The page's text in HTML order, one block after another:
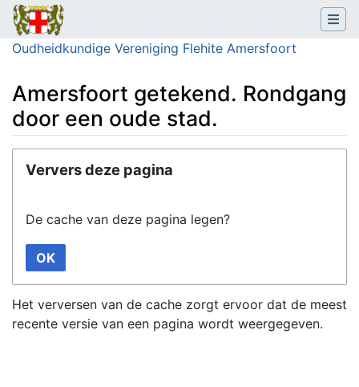
Oudheidkundige Vereniging Flehite Amersfoort
Amersfoort getekend. Rondgang
door een oude stad.
Ververs deze pagina
De cache van deze pagina legen?
OK
Het verversen van de cache zorgt ervoor dat de meest
recente versie van een pagina wordt weergegeven.